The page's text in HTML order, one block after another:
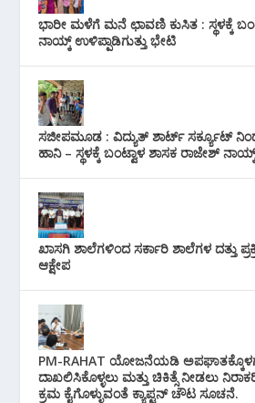
ಭಾರೀ ಮಳೆಗೆ ಮನೆ ಛಾವಣಿ ಕುಸಿತ : ಸ್ಥಳಕ್ಕೆ
ನಾಯ್ಕ್ ಉಳಿಪ್ಪಾಡಿಗುತ್ತು ಭೇಟಿ
ಸಜೀಪಮೂಡ : ವಿದ್ಯುತ್ ಶಾರ್ಟ್ ಸರ್ಕ್ಯೂಟ್‌
ಹಾನಿ – ಸ್ಥಳಕ್ಕೆ ಬಂಟ್ವಾಳ ಶಾಸಕ ರಾಜೇಶ್
ಖಾಸಗಿ ಶಾಲೆಗಳಿಂದ ಸರ್ಕಾರಿ ಶಾಲೆಗಳ ದತ್ತು
ಆಕ್ಷೇಪ
PM-RAHAT ಯೋಜನೆಯಡಿ
ದಾಖಲಿಸಿಕೊಳ್ಳಲು ಮತ್ತು ಚಿಕಿತ್ಸೆ ನೀಡಲು
ಕ್ರಮ ಕೈಗೊಳ್ಳುವಂತೆ ಕ್ಯಾಪ್ಟನ್ ಚೌಟ ಸೂಚನೆ.